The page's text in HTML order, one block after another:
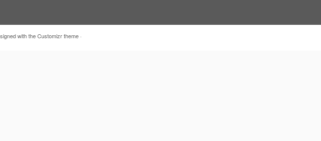
with theCustomizr theme·